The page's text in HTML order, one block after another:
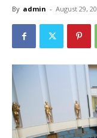
By admin - August 29,